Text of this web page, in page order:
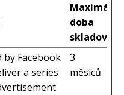
Maximální
doba
skladování
by Facebook
a series
3
měsíců